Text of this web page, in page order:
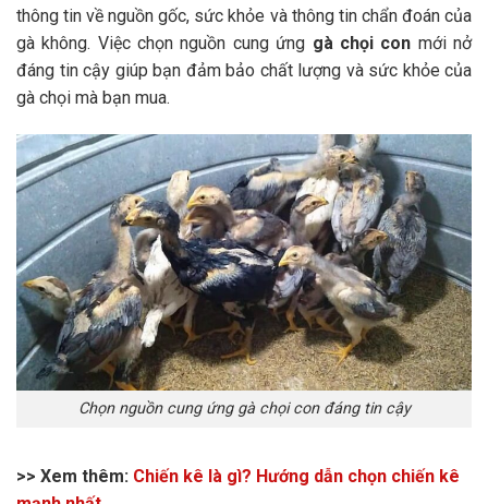
thông tin về nguồn gốc, sức khỏe và thông tin chẩn đoán của
gà không. Việc chọn nguồn cung ứng gà chọi con mới nở
đáng tin cậy giúp bạn đảm bảo chất lượng và sức khỏe của
gà chọi mà bạn mua.
Chọn nguồn cung ứng gà chọi con đáng tin cậy
>> Xem thêm: Chiến kê là gì? Hướng dẫn chọn chiến kê